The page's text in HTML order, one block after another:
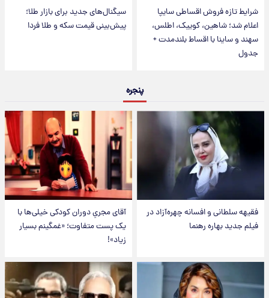
شرایط تازه فروش اقساطی سایپا
اعلام شد؛ شاهین، کوییک، اطلس،
سهند و ساینا با اقساط بلندمدت +
جدول
سیگنال‌های جدید برای بازار طلا؛
پیش‌بینی قیمت سکه و طلا فردا
پنجره
فقیهه سلطانی و افسانه چهره‌آزاد در
فیلم جدید بهاره رهنما
آقای مجریِ دوران کودکی خیلی‌ها با
یک پست متفاوت؛ «غمگینم بسیار
زیاد»!